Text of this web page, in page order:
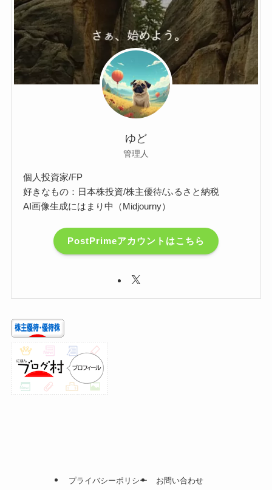
ゆど
管理人
個人投資家/FP
好きなもの：日本株投資/株主優待/ふるさと納税
AI画像生成にはまり中（Midjourny）
PostPrimeアカウントはこちら
プライバシーポリシー お問い合わせ